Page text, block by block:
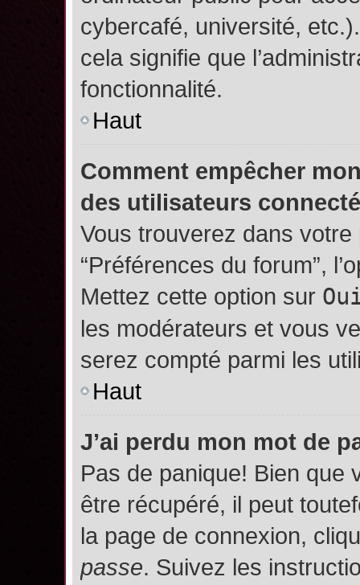
cybercafé, université,
cela signifie que
fonctionnalité.
Haut
Comment empêcher
des utilisateurs
Vous trouverez dans votre
“Préférences du forum”,
Mettez cette option sur
les modérateurs et vous
serez compté parmi les
Haut
J’ai perdu mon mot de
Pas de panique! Bien que
être récupéré, il peut
la page de connexion,
passe. Suivez les